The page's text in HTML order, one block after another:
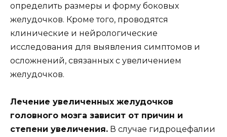
определить размеры и форму боковых
желудочков. Кроме того, проводятся
клинические и нейрологические
исследования для выявления симптомов и
осложнений, связанных с увеличением
желудочков.
Лечение увеличенных желудочков
головного мозга зависит от причин и
степени увеличения. В случае гидроцефалии